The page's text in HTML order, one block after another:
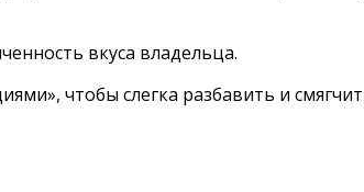
вкуса владельца.
чтобы слегка разбавить и